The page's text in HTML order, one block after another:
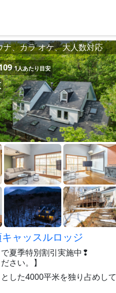
ナ、カラ オケ、大人数対応
1人あたり目安
ャッスルロッジ
で夏季特別割引実施中❢
さい。】
した4000平米を独り占めして